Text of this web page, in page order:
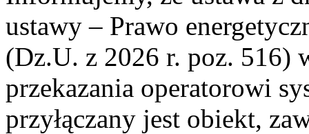
ustawy – Prawo
(Dz.U. z 2026 r. poz. 516)
przekazania operatorowi
przyłączany jest obiekt,